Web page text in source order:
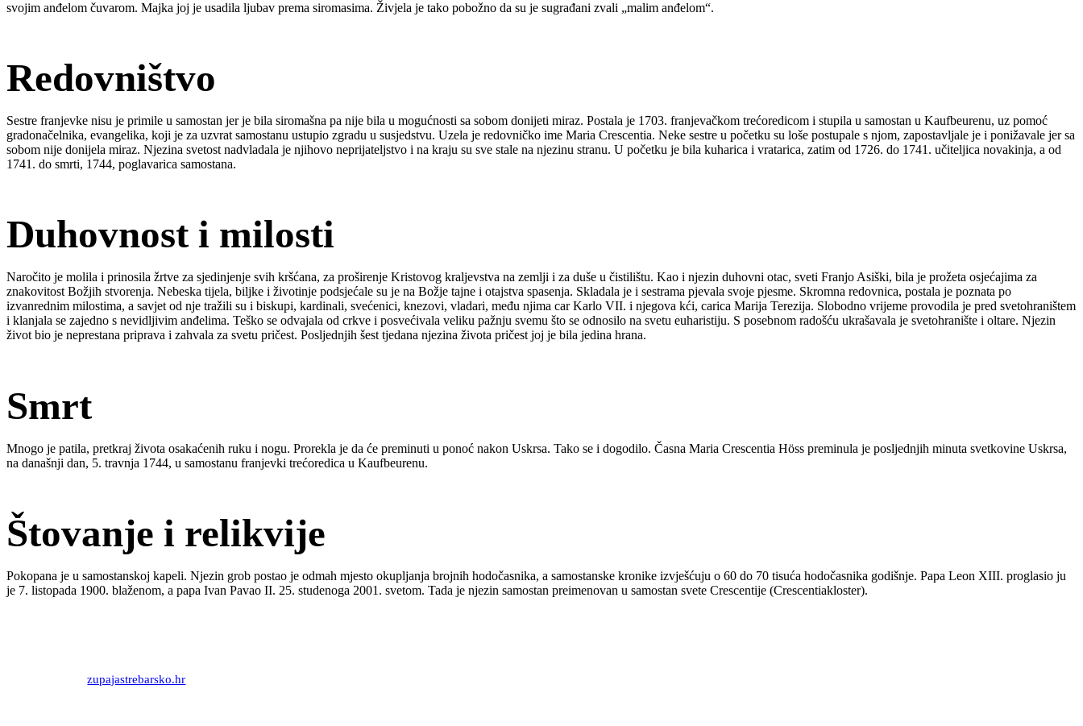
svojim anđelom čuvarom. Majka joj je usadila ljubav prema siromasima. Živjela je tako pobožno da su je sugrađani zvali „malim anđelom“.
Redovništvo
Sestre franjevke nisu je primile u samostan jer je bila siromašna pa nije bila u mogućnosti sa sobom donijeti miraz. Postala je 1703. franjevačkom trećoredicom i stupila u samostan u Kaufbeurenu, uz pomoć
gradonačelnika, evangelika, koji je za uzvrat samostanu ustupio zgradu u susjedstvu. Uzela je redovničko ime Maria Crescentia. Neke sestre u početku su loše postupale s njom, zapostavljale je i ponižavale jer sa
sobom nije donijela miraz. Njezina svetost nadvladala je njihovo neprijateljstvo i na kraju su sve stale na njezinu stranu. U početku je bila kuharica i vratarica, zatim od 1726. do 1741. učiteljica novakinja, a od
1741. do smrti, 1744, poglavarica samostana.
Duhovnost i milosti
Naročito je molila i prinosila žrtve za sjedinjenje svih kršćana, za proširenje Kristovog kraljevstva na zemlji i za duše u čistilištu. Kao i njezin duhovni otac, sveti Franjo Asiški, bila je prožeta osjećajima za
znakovitost Božjih stvorenja. Nebeska tijela, biljke i životinje podsjećale su je na Božje tajne i otajstva spasenja. Skladala je i sestrama pjevala svoje pjesme. Skromna redovnica, postala je poznata po
izvanrednim milostima, a savjet od nje tražili su i biskupi, kardinali, svećenici, knezovi, vladari, među njima car Karlo VII. i njegova kći, carica Marija Terezija. Slobodno vrijeme provodila je pred svetohraništem
i klanjala se zajedno s nevidljivim anđelima. Teško se odvajala od crkve i posvećivala veliku pažnju svemu što se odnosilo na svetu euharistiju. S posebnom radošću ukrašavala je svetohranište i oltare. Njezin
život bio je neprestana priprava i zahvala za svetu pričest. Posljednjih šest tjedana njezina života pričest joj je bila jedina hrana.
Smrt
Mnogo je patila, pretkraj života osakaćenih ruku i nogu. Prorekla je da će preminuti u ponoć nakon Uskrsa. Tako se i dogodilo. Časna Maria Crescentia Höss preminula je posljednjih minuta svetkovine Uskrsa,
na današnji dan, 5. travnja 1744, u samostanu franjevki trećoredica u Kaufbeurenu.
Štovanje i relikvije
Pokopana je u samostanskoj kapeli. Njezin grob postao je odmah mjesto okupljanja brojnih hodočasnika, a samostanske kronike izvješćuju o 60 do 70 tisuća hodočasnika godišnje. Papa Leon XIII. proglasio ju
je 7. listopada 1900. blaženom, a papa Ivan Pavao II. 25. studenoga 2001. svetom. Tada je njezin samostan preimenovan u samostan svete Crescentije (Crescentiakloster).
Izvor:zupajastrebarsko.hr